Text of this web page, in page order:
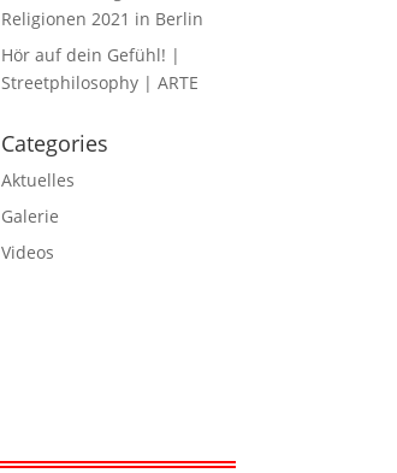
Religionen 2021 in Berlin
Hör auf dein Gefühl! |
Streetphilosophy | ARTE
Categories
Aktuelles
Galerie
Videos